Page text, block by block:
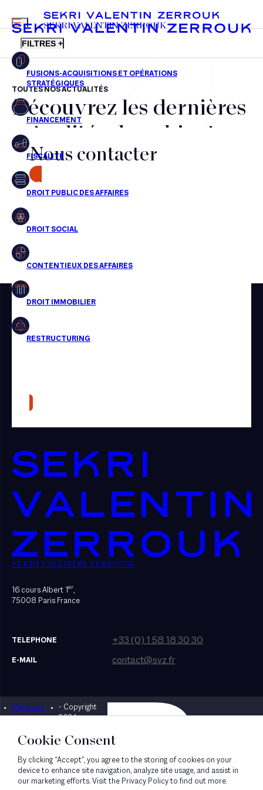
FR EN
MENU
SEKRI VALENTIN ZERROUK
FILTRES +
Fusions-acquisitions et opérations stratégiques
Financement
Fiscalité
Droit public des affaires
Droit social
Droit immobilier
Restructuring
Presse
TOUTES NOS ACTUALITÉS
Découvrez les dernières
actualités du cabinet,
nos récompenses et nos
transactions, jour après
jour
Aucun résultats pour cette recherche
Nous contacter
SEKRI VALENTIN ZERROUK
16 cours Albert 1er,
75008 Paris France
TELEPHONE +33 (0) 1 58 18 30 30
E-MAIL contact@svz.fr
Mentions
légales
- Copyright
2024
Designed by Bonhomme
Cookie Consent
By clicking “Accept”, you agree to the storing of cookies on your
device to enhance site navigation, analyze site usage, and assist in
our marketing efforts. Visit the Privacy Policy to find out more.